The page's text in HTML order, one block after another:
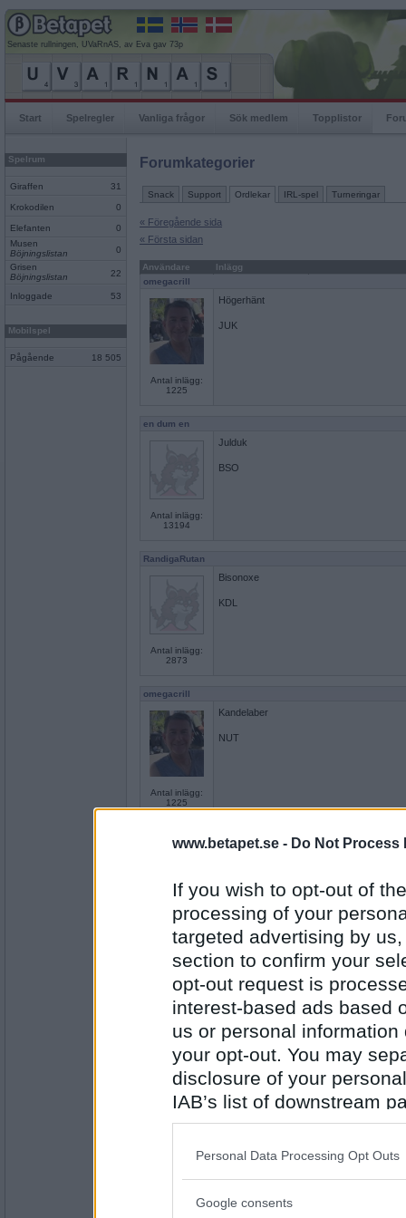
www.betapet.se - Do Not Process
If you wish to opt-out of
processing of your
targeted advertising by
section to confirm your
opt-out request is
interest-based ads based
us or personal
your opt-out. You may
disclosure of your
IAB’s list of downstream
also be disclosed by us
Downstream Participants
Please note that this
Personal Data Processing Opt Outs
Google consents
Senaste rullningen, UVaRnAS, av Eva gav 73p
Start Spelregler Vanliga frågor Sök medlem Topplistor
Spelrum
Giraffen 31
Krokodilen 0
Elefanten
0
Musen
Böjningslistan
0
Grisen
Böjningslistan
22
Inloggade 53
Mobilspel
Pågående 18 505
Forumkategorier
Snack Support Ordlekar IRL-spel Turneringar
« Föregående sida
« Första sidan
Användare
Inlägg
omegacrill
Antal inlägg:
1225
Högerhänt
JUK
en dum en
Antal inlägg:
13194
Julduk
BSO
RandigaRutan
Antal inlägg:
2873
Bisonoxe
KDL
omegacrill
Antal inlägg:
1225
Kandelaber
NUT
Antal inlägg: 483
Knutte
dahlqing
Antal inlägg: 483
Fel , C är ju inte tillåtet. Här kommer nya :
golfboll22
Antal inlägg: